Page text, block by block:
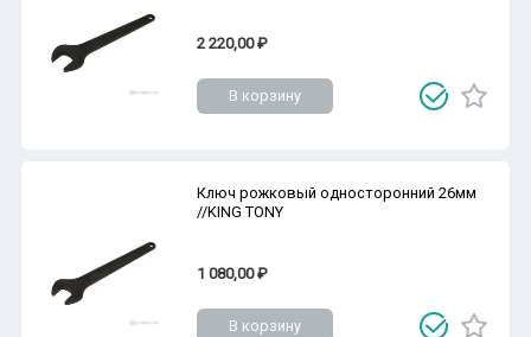
2 220,00 ₽
В корзину
Ключ рожковый односторонний 26мм
//KING TONY
1 080,00 ₽
В корзину